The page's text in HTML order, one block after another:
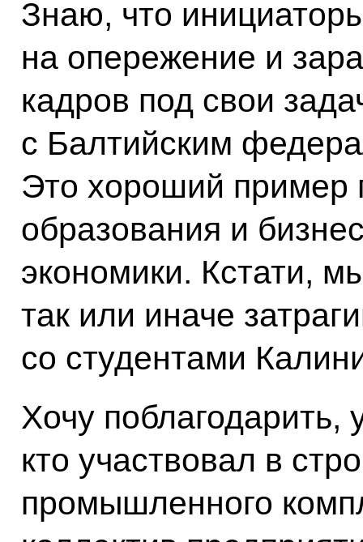
Знаю, что
на опережение и
кадров под свои
с Балтийским
Это хороший пример
образования и
экономики. Кстати,
так или иначе
со студентами
Хочу поблагодарить,
кто участвовал в
промышленного